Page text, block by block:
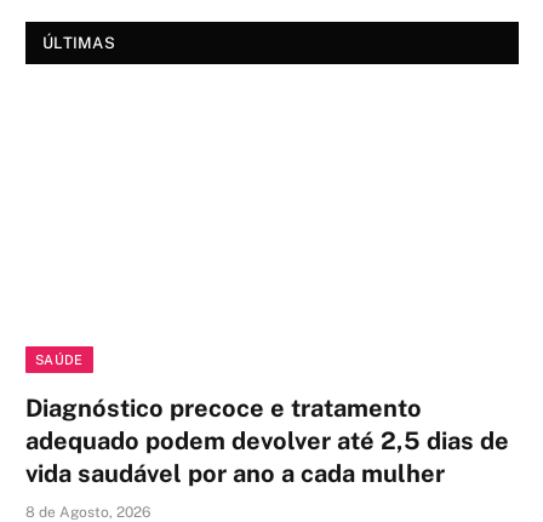
ÚLTIMAS
SAÚDE
Diagnóstico precoce e tratamento
adequado podem devolver até 2,5 dias de
vida saudável por ano a cada mulher
8 de Agosto, 2026